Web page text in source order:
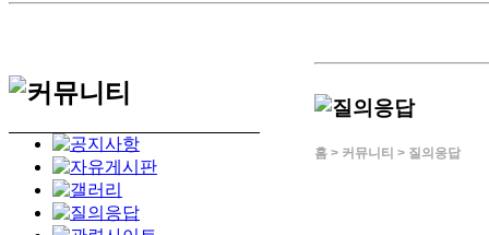
홈 > 커뮤니티 > 질의응답